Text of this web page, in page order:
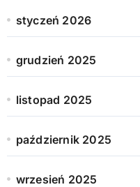
styczeń 2026
grudzień 2025
listopad 2025
październik 2025
wrzesień 2025